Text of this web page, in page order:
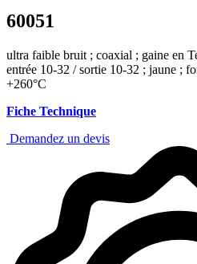
60051
ultra faible bruit ; coaxial ; gaine en
entrée 10-32 / sortie 10-32 ; jaune ;
+260°C
Fiche Technique
Demandez un devis